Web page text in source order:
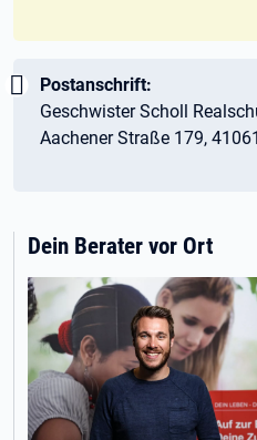
Wichtig:
Postanschrift:
Geschwister Scholl
Aachener Straße 179,
Dein Berater vor Ort